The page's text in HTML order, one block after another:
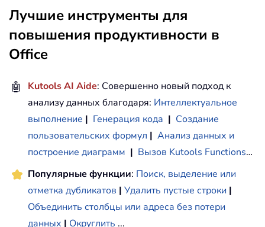
Лучшие инструменты для
повышения продуктивности в
Office
🤖 Kutools AI Aide: Совершенно новый подход к
анализу данных благодаря: Интеллектуальное
выполнение | Генерация кода | Создание
пользовательских формул | Анализ данных и
построение диаграмм | Вызов Kutools Functions…
Популярные функции: Поиск, выделение или
отметка дубликатов | Удалить пустые строки |
Объединить столбцы или адреса без потери
данных | Округлить ...